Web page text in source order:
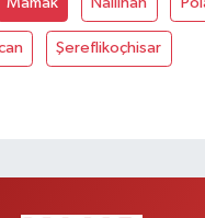
Şereflikoçhisar